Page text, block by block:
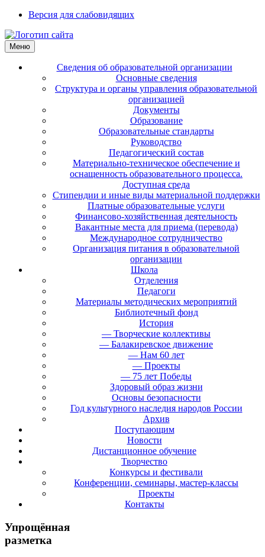
Версия для слабовидящих
Меню
Сведения об образовательной организации
Основные сведения
Структура и органы управления образовательной
организацией
Документы
Образование
Образовательные стандарты
Руководство
Педагогический состав
Материально-техническое обеспечение и
оснащенность образовательного процесса.
Доступная среда
Стипендии и иные виды материальной поддержки
Платные образовательные услуги
Финансово-хозяйственная деятельность
Вакантные места для приема (перевода)
Международное сотрудничество
Организация питания в образовательной
организации
Школа
Отделения
Педагоги
Материалы методических мероприятий
Библиотечный фонд
История
— Творческие коллективы
— Балакиревское движение
— Нам 60 лет
— Проекты
— 75 лет Победы
Здоровый образ жизни
Основы безопасности
Год культурного наследия народов России
Архив
Поступающим
Новости
Дистанционное обучение
Творчество
Конкурсы и фестивали
Конференции, семинары, мастер-классы
Проекты
Контакты
Упрощённая
разметка